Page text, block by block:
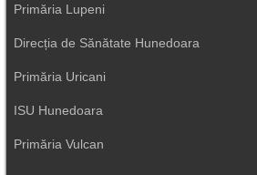
Primăria Lupeni
Direcția de Sănătate Hunedoara
Primăria Uricani
ISU Hunedoara
Primăria Vulcan